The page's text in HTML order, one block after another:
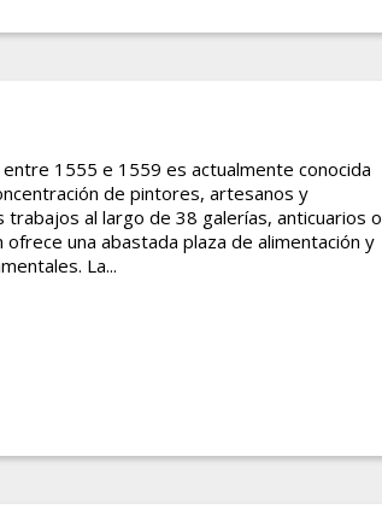
entre 1555 e 1559 es actualmente conocida
de pintores, artesanos y
al largo de 38 galerías, anticuarios o
una abastada plaza de alimentación y
La...